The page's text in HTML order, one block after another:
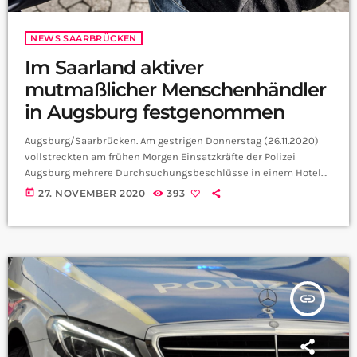
NEWS SAARBRÜCKEN
Im Saarland aktiver
mutmaßlicher Menschenhändler
in Augsburg festgenommen
Augsburg/Saarbrücken. Am gestrigen Donnerstag (26.11.2020)
vollstreckten am frühen Morgen Einsatzkräfte der Polizei
Augsburg mehrere Durchsuchungsbeschlüsse in einem Hotel
in Augsburg. Dabei wurde auch ein mutmaßlicher
gegen eine ungarisch-rumänische Tätergruppierung, die junge
Frauen im Alter zwischen 19 und 20 Jahren im Saarland auf dem
Straßenstrich, in Unterkünften und […]
today 27. NOVEMBER 2020 393
insert_link